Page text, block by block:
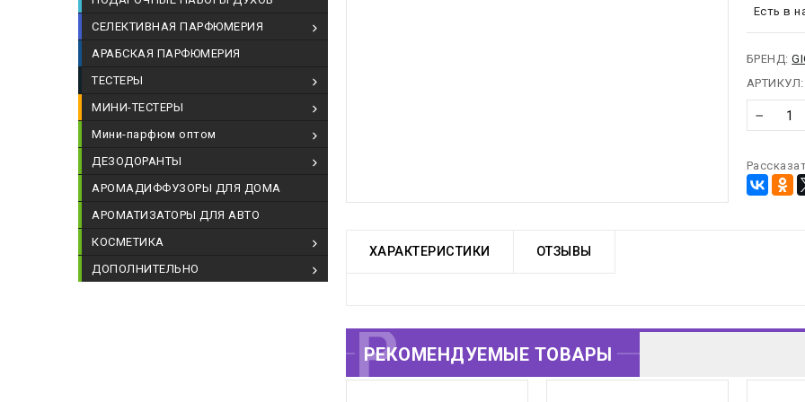
СЕЛЕКТИВНАЯ ПАРФЮМЕРИЯ
АРАБСКАЯ ПАРФЮМЕРИЯ
ТЕСТЕРЫ
МИНИ-ТЕСТЕРЫ
Мини-парфюм оптом
ДЕЗОДОРАНТЫ
АРОМАДИФФУЗОРЫ ДЛЯ ДОМА
АРОМАТИЗАТОРЫ ДЛЯ АВТО
КОСМЕТИКА
ДОПОЛНИТЕЛЬНО
от
Есть в
БРЕНД:
АРТИКУЛ:
−
ХАРАКТЕРИСТИКИ ОТЗЫВЫ
РЕКОМЕНДУЕМЫЕ
РЕКОМЕНДУЕМЫЕ ТОВАРЫ